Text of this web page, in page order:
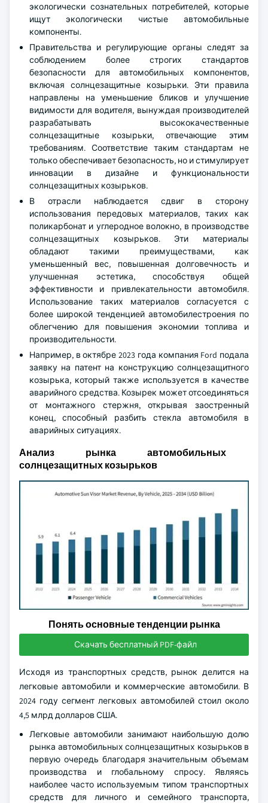
экологически сознательных потребителей, которые
ищут экологически чистые автомобильные
компоненты.
Правительства и регулирующие органы следят за
соблюдением более строгих стандартов
безопасности для автомобильных компонентов,
включая солнцезащитные козырьки. Эти правила
направлены на уменьшение бликов и улучшение
видимости для водителя, вынуждая производителей
разрабатывать высококачественные
солнцезащитные козырьки, отвечающие этим
требованиям. Соответствие таким стандартам не
только обеспечивает безопасность, но и стимулирует
инновации в дизайне и функциональности
солнцезащитных козырьков.
В отрасли наблюдается сдвиг в сторону
использования передовых материалов, таких как
поликарбонат и углеродное волокно, в производстве
солнцезащитных козырьков. Эти материалы
обладают такими преимуществами, как
уменьшенный вес, повышенная долговечность и
улучшенная эстетика, способствуя общей
эффективности и привлекательности автомобиля.
Использование таких материалов согласуется с
более широкой тенденцией автомобилестроения по
облегчению для повышения экономии топлива и
производительности.
Например, в октябре 2023 года компания Ford подала
заявку на патент на конструкцию солнцезащитного
козырька, который также используется в качестве
аварийного средства. Козырек может отсоединяться
от монтажного стержня, открывая заостренный
конец, способный разбить стекла автомобиля в
аварийных ситуациях.
Анализ рынка автомобильных
солнцезащитных козырьков
Понять основные тенденции рынка
Скачать бесплатный PDF-файл
Исходя из транспортных средств, рынок делится на
легковые автомобили и коммерческие автомобили. В
2024 году сегмент легковых автомобилей стоил около
4,5 млрд долларов США.
Легковые автомобили занимают наибольшую долю
рынка автомобильных солнцезащитных козырьков в
первую очередь благодаря значительным объемам
производства и глобальному спросу. Являясь
наиболее часто используемым типом транспортных
средств для личного и семейного транспорта,